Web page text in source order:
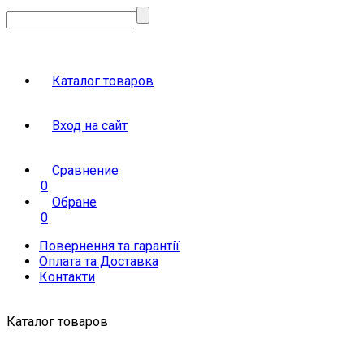
Каталог товаров
Вход на сайт
Сравнение
0
Обране
0
Повернення та гарантії
Оплата та Доставка
Контакти
Каталог товаров